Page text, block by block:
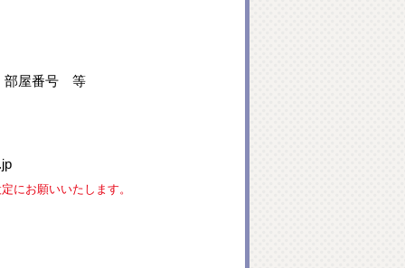
部屋番号 等
にお願いいたします。